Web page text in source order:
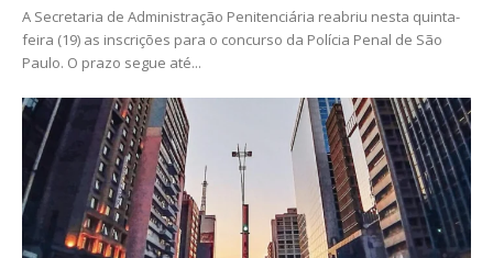
A Secretaria de Administração Penitenciária reabriu nesta quinta-
feira (19) as inscrições para o concurso da Polícia Penal de São
Paulo. O prazo segue até...